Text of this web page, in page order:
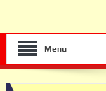
Menu